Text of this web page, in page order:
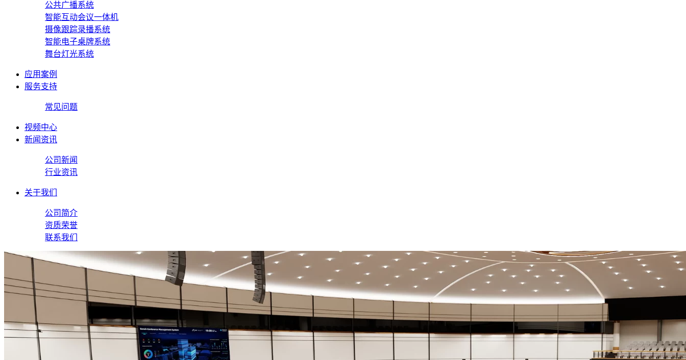
公共广播系统
智能互动会议一体机
摄像跟踪录播系统
智能电子桌牌系统
舞台灯光系统
应用案例
服务支持
常见问题
视频中心
新闻资讯
公司新闻
行业资讯
关于我们
公司简介
资质荣誉
联系我们